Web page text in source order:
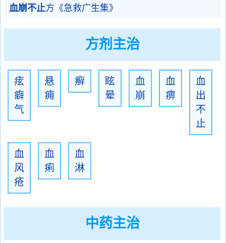
血崩不止方《急救广生集》
方剂主治
痃
癖
气
悬
痈
癣
眩
晕
血
崩
血
痹
血
出
不
止
血
风
疮
血
痢
血
淋
中药主治